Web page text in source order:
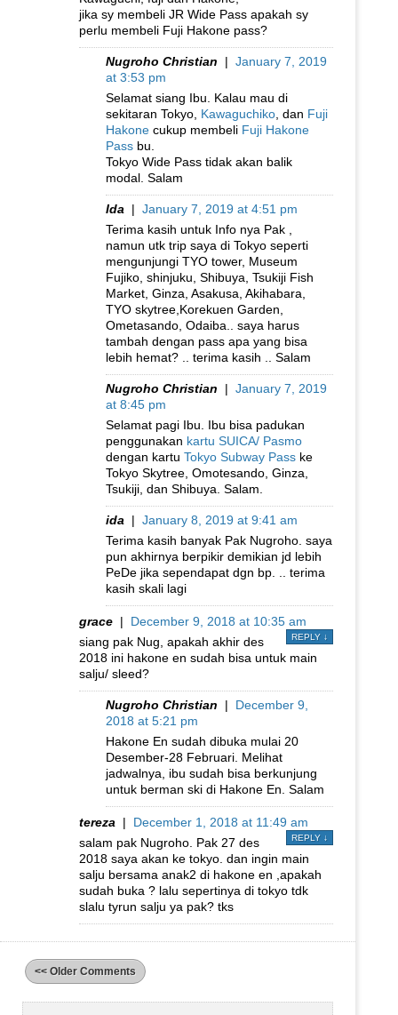
jika sy membeli JR Wide Pass apakah sy
perlu membeli Fuji Hakone pass?
Nugroho Christian | January 7, 2019
at 3:53 pm
Selamat siang Ibu. Kalau mau di
sekitaran Tokyo, Kawaguchiko , dan Fuji
Hakone cukup membeli Fuji Hakone
Pass bu.
Tokyo Wide Pass tidak akan balik
modal. Salam
Ida | January 7, 2019 at 4:51 pm
Terima kasih untuk Info nya Pak ,
namun utk trip saya di Tokyo seperti
mengunjungi TYO tower, Museum
Fujiko, shinjuku, Shibuya, Tsukiji Fish
Market, Ginza, Asakusa, Akihabara,
TYO skytree,Korekuen Garden,
Ometasando, Odaiba.. saya harus
tambah dengan pass apa yang bisa
lebih hemat? .. terima kasih .. Salam
Nugroho Christian | January 7, 2019
at 8:45 pm
Selamat pagi Ibu. Ibu bisa padukan
penggunakan kartu SUICA/ Pasmo
dengan kartu Tokyo Subway Pass ke
Tokyo Skytree, Omotesando, Ginza,
Tsukiji, dan Shibuya. Salam.
ida | January 8, 2019 at 9:41 am
Terima kasih banyak Pak Nugroho. saya
pun akhirnya berpikir demikian jd lebih
PeDe jika sependapat dgn bp. .. terima
kasih skali lagi
grace | December 9, 2018 at 10:35 am
REPLY ↓
siang pak Nug, apakah akhir des
2018 ini hakone en sudah bisa untuk main
salju/ sleed?
Nugroho Christian | December 9,
2018 at 5:21 pm
Hakone En sudah dibuka mulai 20
Desember-28 Februari. Melihat
jadwalnya, ibu sudah bisa berkunjung
untuk berman ski di Hakone En. Salam
tereza | December 1, 2018 at 11:49 am
REPLY ↓
salam pak Nugroho. Pak 27 des
2018 saya akan ke tokyo. dan ingin main
salju bersama anak2 di hakone en ,apakah
sudah buka ? lalu sepertinya di tokyo tdk
slalu tyrun salju ya pak? tks
<< Older Comments